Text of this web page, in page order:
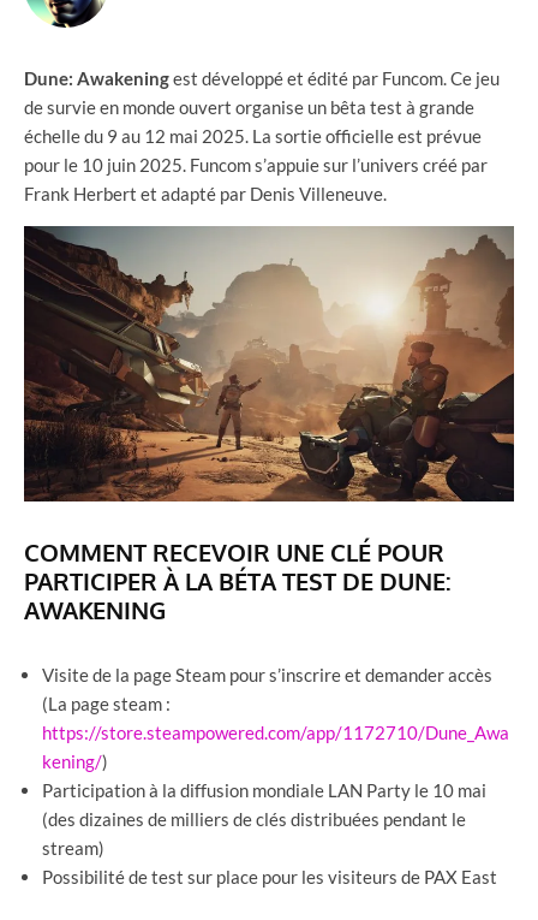
Dune: Awakeningest développé et édité par Funcom. Ce jeu
de survie en monde ouvert organise un bêta test à grande
échelle du 9 au 12 mai 2025. La sortie officielle est prévue
pour le 10 juin 2025. Funcom s’appuie sur l’univers créé par
Frank Herbert et adapté par Denis Villeneuve.
COMMENT RECEVOIR UNE CLÉ POUR
PARTICIPER À LA BÉTA TEST DE DUNE:
AWAKENING
Visite de la page Steam pour s’inscrire et demander accès
(La page steam :
https://store.steampowered.com/app/1172710/Dune_Awa
kening/)
Participation à la diffusion mondiale LAN Party le 10 mai
(des dizaines de milliers de clés distribuées pendant le
stream)
Possibilité de test sur place pour les visiteurs de PAX East